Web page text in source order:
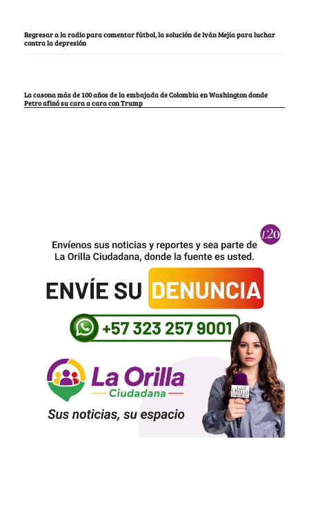
Regresar a la radio para comentar fútbol, la solución de Iván Mejía para luchar
contra la depresión
La casona más de 100 años de la embajada de Colombia en Washington donde
Petro afinó su cara a cara con Trump